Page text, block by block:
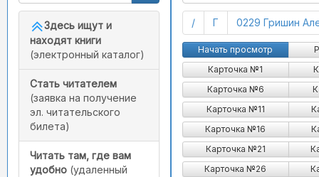
Здесь ищут и
находят книги
(электронный каталог)
Стать читателем
(заявка на получение
эл. читательского
билета)
Читать там, где вам
удобно (удаленный
/(current)
Г (current)
0229 Гришин
Грогоно Питер -
Начать просмотр
Карточка №1
Карточка №6
Карточка №11
Карточка №16
Карточка №21
Карточка №26